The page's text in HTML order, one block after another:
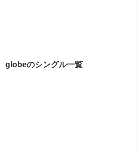
globeのシングル一覧